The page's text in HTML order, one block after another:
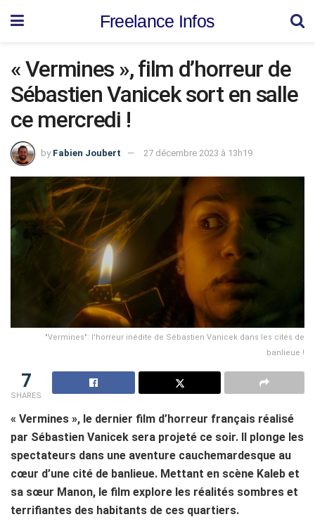
Freelance Infos
« Vermines », film d’horreur de
Sébastien Vanicek sort en salle
ce mercredi !
by Fabien Joubert 27 décembre 2023 à 13h19
"Vermines": l'horreur inédite de Sébastien Vanicek dans les cités de
banlieue !
7
SHARES
« Vermines », le dernier film d’horreur français réalisé
par Sébastien Vanicek sera projeté ce soir. Il plonge les
spectateurs dans une aventure cauchemardesque au
cœur d’une cité de banlieue. Mettant en scène Kaleb et
sa sœur Manon, le film explore les réalités sombres et
terrifiantes des habitants de ces quartiers.